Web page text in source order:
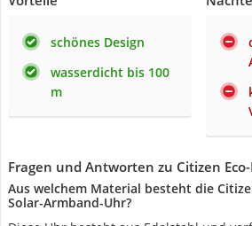
schönes Design
wasserdicht bis 100
m
Fragen und Antworten zu Citizen
Aus welchem Material besteht die
Solar-Armband-Uhr?